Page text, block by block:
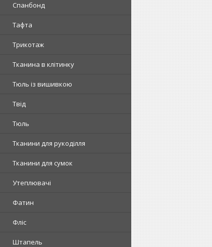
Спанбонд
Тафта
Трикотаж
Тканина в клітинку
Тюль із вишивкою
Твід
Тюль
Тканини для рукоділля
Тканини для сумок
Утеплювачі
Фатин
Фліс
Штапель